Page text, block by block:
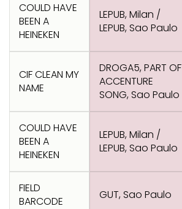
COULD HAVE
BEEN A
HEINEKEN
LEPUB, Milan /
LEPUB, Sao Paulo
CIF CLEAN MY
NAME
DROGA5, PART OF
ACCENTURE
SONG, Sao Paulo
COULD HAVE
BEEN A
HEINEKEN
LEPUB, Milan /
LEPUB, Sao Paulo
FIELD
BARCODE
GUT, Sao Paulo